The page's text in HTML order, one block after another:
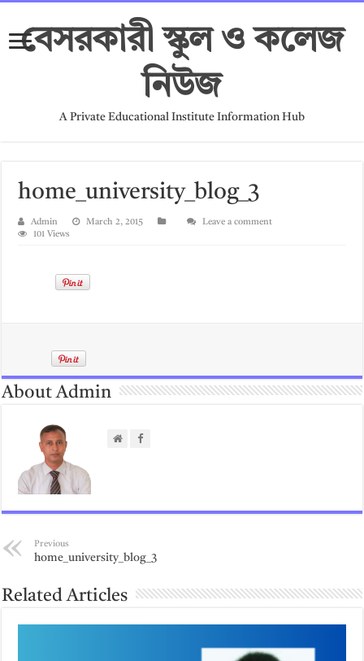
বেসরকারী স্কুল ও কলেজ
নিউজ
A Private Educational Institute Information Hub
home_university_blog_3
Admin March 2, 2015
Leave a comment
101 Views
About Admin
Previous
home_university_blog_3
Related Articles